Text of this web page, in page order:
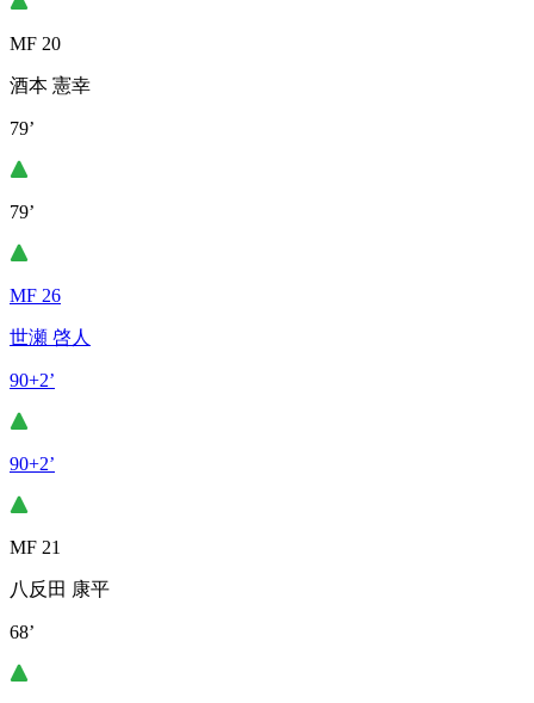
MF 20
酒本 憲幸
79’
79’
MF 26
世瀬 啓人
90+2’
90+2’
MF 21
八反田 康平
68’